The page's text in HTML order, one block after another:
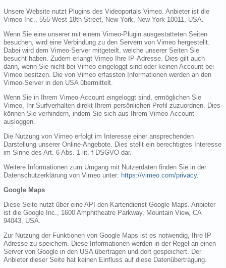
Unsere Website nutzt Plugins des Videoportals Vimeo. Anbieter ist die
Vimeo Inc., 555 West 18th Street, New York, New York 10011, USA.
Wenn Sie eine unserer mit einem Vimeo-Plugin ausgestatteten Seiten
besuchen, wird eine Verbindung zu den Servern von Vimeo hergestellt.
Dabei wird dem Vimeo-Server mitgeteilt, welche unserer Seiten Sie
besucht haben. Zudem erlangt Vimeo Ihre IP-Adresse. Dies gilt auch
dann, wenn Sie nicht bei Vimeo eingeloggt sind oder keinen Account bei
Vimeo besitzen. Die von Vimeo erfassten Informationen werden an den
Vimeo-Server in den USA übermittelt.
Wenn Sie in Ihrem Vimeo-Account eingeloggt sind, ermöglichen Sie
Vimeo, Ihr Surfverhalten direkt Ihrem persönlichen Profil zuzuordnen. Dies
können Sie verhindern, indem Sie sich aus Ihrem Vimeo-Account
ausloggen.
Die Nutzung von Vimeo erfolgt im Interesse einer ansprechenden
Darstellung unserer Online-Angebote. Dies stellt ein berechtigtes Interesse
im Sinne des Art. 6 Abs. 1 lit. f DSGVO dar.
Weitere Informationen zum Umgang mit Nutzerdaten finden Sie in der
Datenschutzerklärung von Vimeo unter: https://vimeo.com/privacy.
Google Maps
Diese Seite nutzt über eine API den Kartendienst Google Maps. Anbieter
ist die Google Inc., 1600 Amphitheatre Parkway, Mountain View, CA
94043, USA.
Zur Nutzung der Funktionen von Google Maps ist es notwendig, Ihre IP
Adresse zu speichern. Diese Informationen werden in der Regel an einen
Server von Google in den USA übertragen und dort gespeichert. Der
Anbieter dieser Seite hat keinen Einfluss auf diese Datenübertragung.